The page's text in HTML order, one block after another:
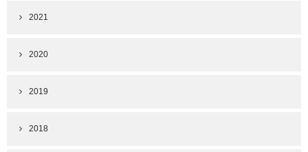
2021
2020
2019
2018